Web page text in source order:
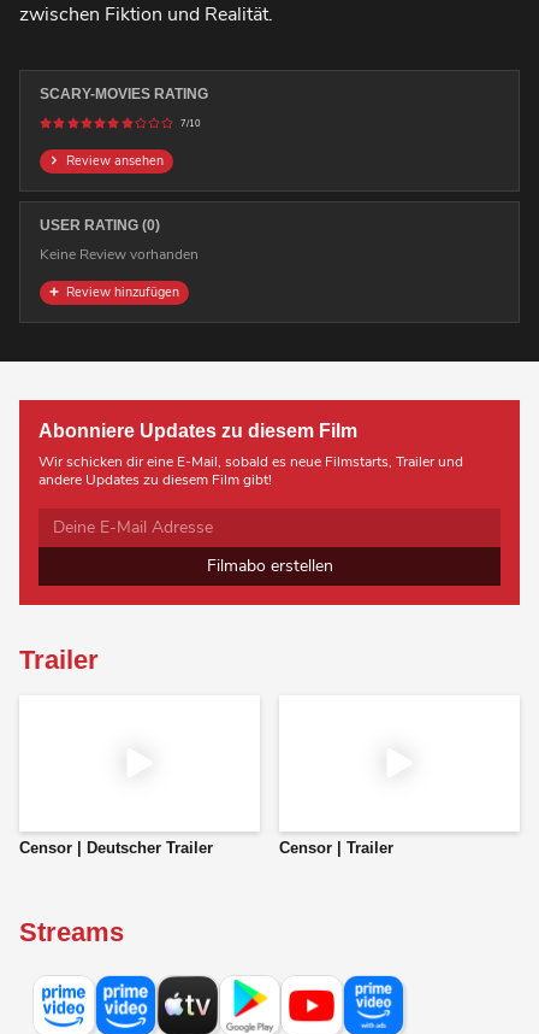
zwischen Fiktion und Realität.
SCARY-MOVIES RATING
7/10
Review ansehen
USER RATING (0)
Keine Review vorhanden
Review hinzufügen
Abonniere Updates zu diesem Film
Wir schicken dir eine E-Mail, sobald es neue Filmstarts, Trailer und
andere Updates zu diesem Film gibt!
Filmabo erstellen
Trailer
Censor | Deutscher Trailer Censor | Trailer
Streams